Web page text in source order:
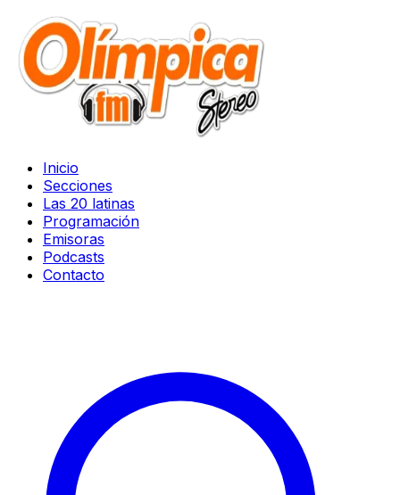
Inicio
Secciones
Las 20 latinas
Programación
Emisoras
Podcasts
Contacto